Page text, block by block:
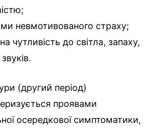
невмотивованого страху;
чутливість до світла, запаху,
(другий період)
проявами
осередкової симптоматики,